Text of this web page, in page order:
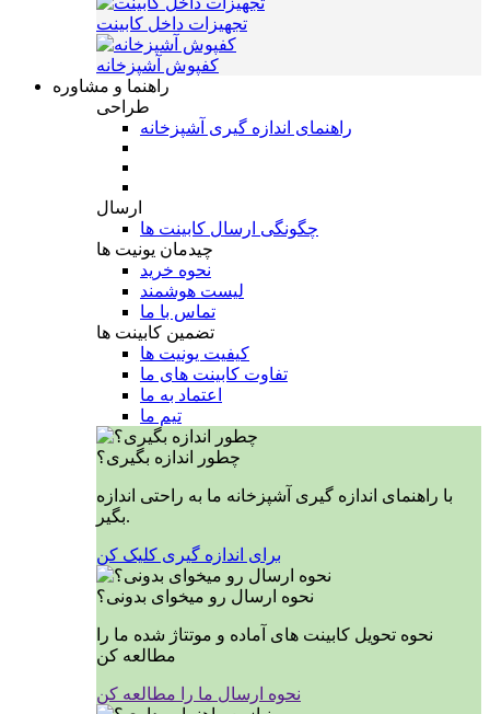
تجهیزات داخل کابینت
کفپوش آشپزخانه
راهنما و مشاوره
طراحی
راهنمای اندازه گیری آشپزخانه
ارسال
چگونگی ارسال کابینت ها
چیدمان یونیت ها
نحوه خرید
لیست هوشمند
تماس با ما
تضمین کابینت ها
کیفیت یونیت ها
تفاوت کابینت های ما
اعتماد به ما
تیم ما
چطور اندازه بگیری؟
با راهنمای اندازه گیری آشپزخانه ما به راحتی اندازه
بگیر.
برای اندازه گیری کلیک کن
نحوه ارسال رو میخوای بدونی؟
نحوه تحویل کابینت های آماده و موتتاژ شده ما را
مطالعه کن
نحوه ارسال ما را مطالعه کن